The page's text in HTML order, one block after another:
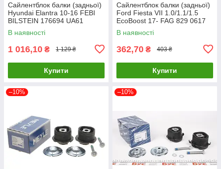
Сайлентблок балки (задньої)
Hyundai Elantra 10-16 FEBI
BILSTEIN 176694 UA61
В наявності
1 016,10 ₴ 1 129 ₴
Купити
Сайлентблок балки (задньої)
Ford Fiesta VII 1.0/1.1/1.5
EcoBoost 17- FAG 829 0617
10 UA61
В наявності
362,70 ₴ 403 ₴
Купити
–10% –10%